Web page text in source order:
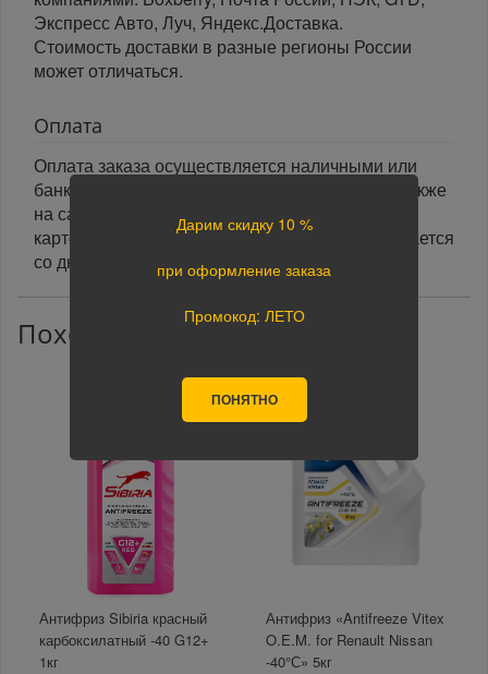
Экспресс Авто, Луч, Яндекс.Доставка.
Стоимость доставки в разные регионы России
может отличаться.
Оплата
Оплата заказа осуществляется наличными или
банковской картой курьеру при получении, а также
на сайте при оформлении заказа. При оплате
картой на сайте указанный срок доставки считается
со дня поступления оплаты.
Похожие товары
Антифриз Sibiria красный
карбоксилатный -40 G12+
1кг
Антифриз «Antifreeze Vitex
O.E.M. for Renault Nissan
-40°С» 5кг
Дарим скидку 10 %
при оформление заказа
Промокод: ЛЕТО
ПОНЯТНО